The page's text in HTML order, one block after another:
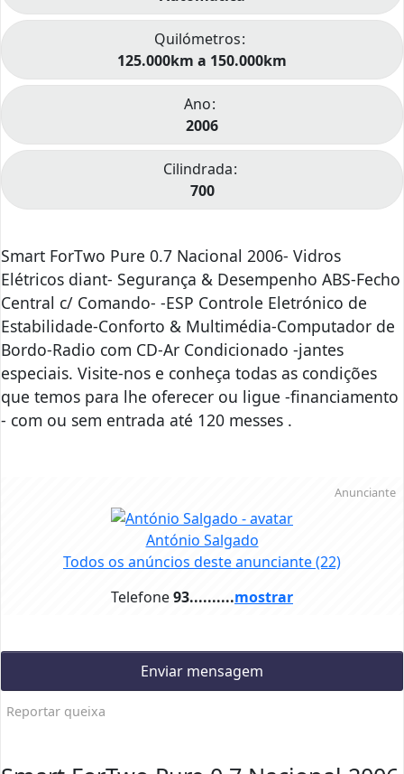
Quilómetros
125.000km a 150.000km
Ano
2006
Cilindrada
700
Smart ForTwo Pure 0.7 Nacional 2006- Vidros
Elétricos diant- Segurança & Desempenho ABS-Fecho
Central c/ Comando- -ESP Controle Eletrónico de
Estabilidade-Conforto & Multimédia-Computador de
Bordo-Radio com CD-Ar Condicionado -jantes
especiais. Visite-nos e conheça todas as condições
que temos para lhe oferecer ou ligue -financiamento
- com ou sem entrada até 120 messes .
Telefone93..........mostrar
Anunciante
António Salgado
Todos os anúncios deste anunciante(22)
Enviar mensagem
Reportar queixa